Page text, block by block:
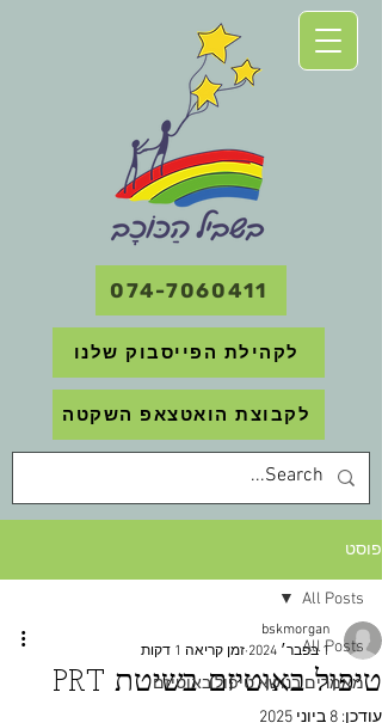
074-7060411
לקהילת הפייסבוק שלנו
לקבוצת הואטצאפ השקטה
פוסט
All Posts
מאמרים בנושא טיפול באוטיזם
All Posts
טיפול באוטיזם בשיטת PRT
bskmorgan
1 בפבר׳ 2024
זמן קריאה 1 דקות
עודכן: 8 ביוני 2025